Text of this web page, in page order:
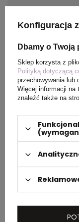
Kolor
PAKOWANIE
Wymiary
zewnętrznego
Waga
kartonu
zewnętrznego
OPIS
Konfiguracja
Dbamy o
Sklep korzysta z
Polityką dotyczącą
przechowywania lub
Więcej informacji na
znaleźć także na